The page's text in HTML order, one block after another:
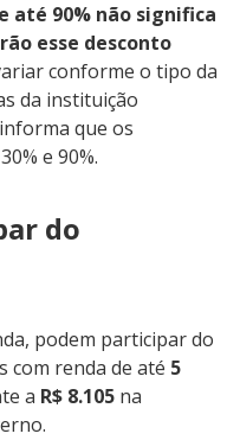
até 90% não significa
esse desconto
conforme o tipo da
da instituição
que os
e 90%.
do
podem participar do
com renda de até 5
a R$ 8.105 na